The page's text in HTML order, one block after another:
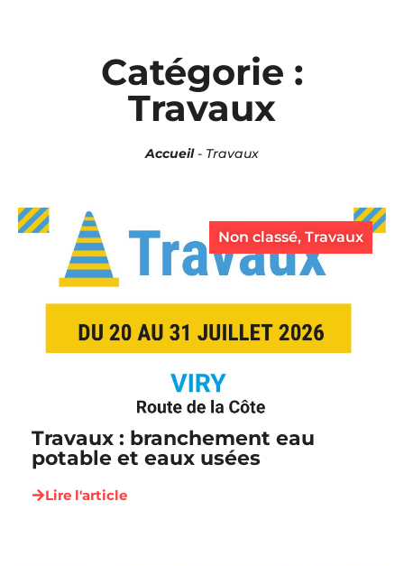
Catégorie :
Travaux
Accueil- Travaux
Non classé, Travaux
Travaux : branchement eau
potable et eaux usées
Lire l'article